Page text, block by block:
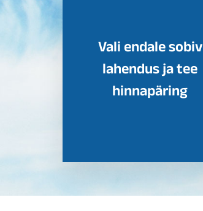
Vali endale sobiv
lahendus ja tee
hinnapäring